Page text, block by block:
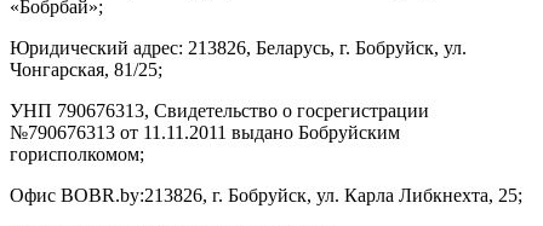
«Бобрбай»;
Юридический адрес: 213826, Беларусь, г. Бобруйск, ул.
Чонгарская, 81/25;
УНП 790676313, Свидетельство о госрегистрации
№790676313 от 11.11.2011 выдано Бобруйским
горисполкомом;
Офис BOBR.by:213826, г. Бобруйск, ул. Карла Либкнехта, 25;